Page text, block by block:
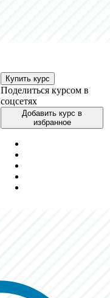
Купить курс
Поделиться курсом в
соцсетях
Добавить курс в
избранное